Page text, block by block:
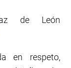
de León
en respeto,